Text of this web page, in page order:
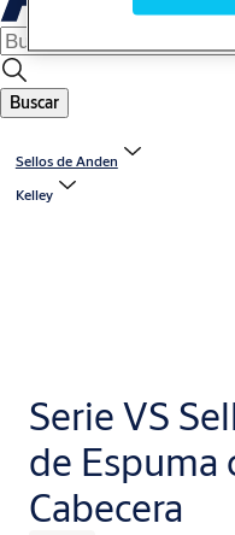
Buscar
Sellos de Anden
Kelley
Serie VS
de Espuma
Cabecera